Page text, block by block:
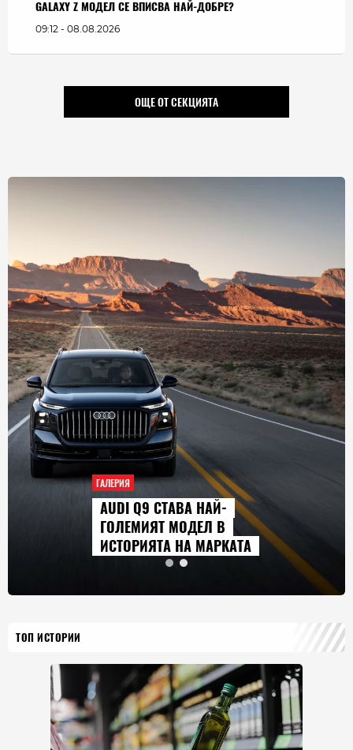
GALAXY Z МОДЕЛ СЕ ВПИСВА НАЙ-ДОБРЕ?
09:12 - 08.08.2026
ОЩЕ ОТ СЕКЦИЯТА
ГАЛЕРИЯ
AUDI Q9 СТАВА НАЙ-
ГОЛЕМИЯТ МОДЕЛ В
ИСТОРИЯТА НА МАРКАТА
ТОП ИСТОРИИ